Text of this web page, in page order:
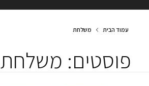
עמוד הבית משלחת
פוסטים: משלחת